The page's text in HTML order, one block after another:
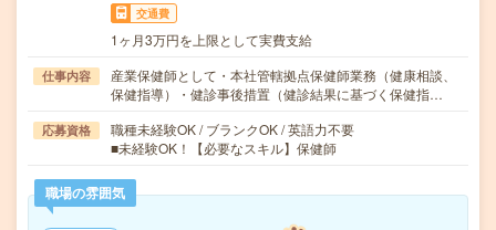
交通費
1ヶ月3万円を上限として実費支給
仕事内容
産業保健師として・本社管轄拠点保健師業務（健康相談、
保健指導）・健診事後措置（健診結果に基づく保健指…
応募資格
職種未経験OK / ブランクOK / 英語力不要
■未経験OK！【必要なスキル】保健師
職場の雰囲気